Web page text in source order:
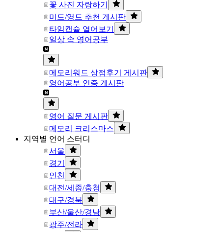
꽃 사진 자랑하기
미드/영드 추천 게시판
타임캡슐 열어보기
일상 속 영어공부
메모리워드 상점후기 게시판
영어공부 인증 게시판
영어 질문 게시판
메모리 크리스마스
지역별 언어 스터디
서울
경기
인천
대전/세종/충청
대구/경북
부산/울산/경남
광주/전라